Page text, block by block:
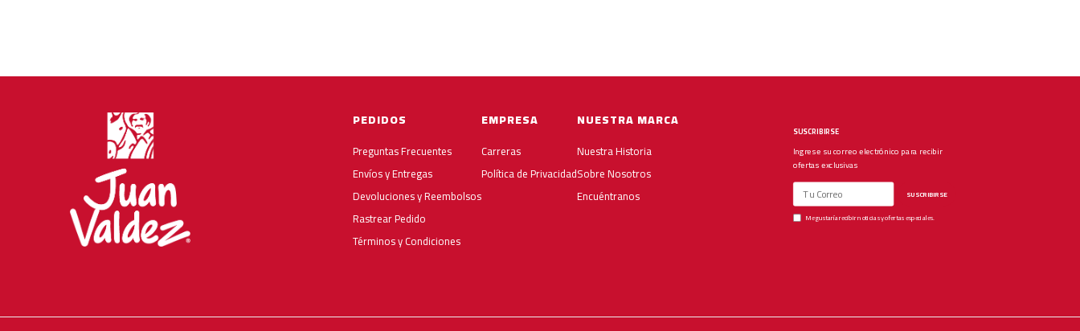
PEDIDOS
Preguntas Frecuentes
Envíos y Entregas
Devoluciones y Reembolsos
Rastrear Pedido
Términos y Condiciones
EMPRESA
Carreras
Política de Privacidad
NUESTRA MARCA
Nuestra Historia
Sobre Nosotros
Encuéntranos
SUSCRIBIRSE
Ingrese su correo electrónico para recibir
ofertas exclusivas
SUSCRIBIRSE
Me gustaría recibir noticias y ofertas especiales.